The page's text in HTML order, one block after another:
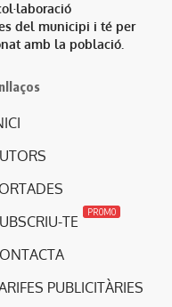
del municipi i té per
amb la població.
TE
PROMO
PUBLICITÀRIES